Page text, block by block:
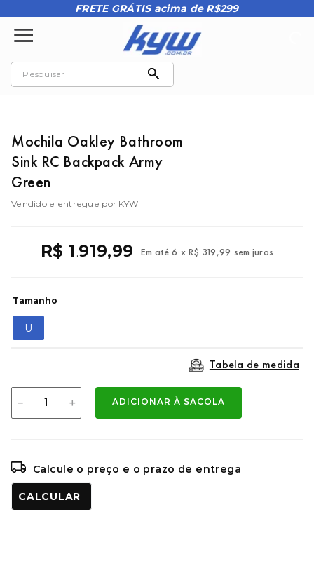
FRETE GRÁTIS acima de R$299
Mochila Oakley Bathroom
Sink RC Backpack Army
Green
Vendido e entregue por KYW
R$ 1 .919,99 Em até 6 x R$ 319,99 sem juros
Tamanho
U
Tabela de medida
＋
－ ADICIONAR À SACOLA
Calcule o preço e o prazo de entrega